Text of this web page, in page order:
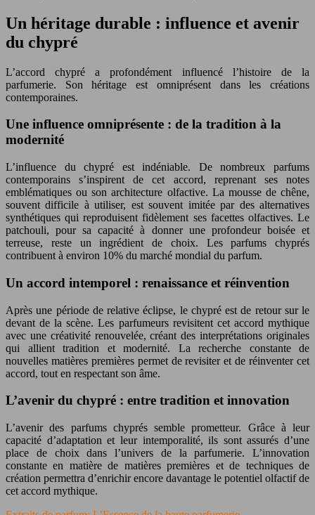
Un héritage durable : influence et avenir
du chypré
L’accord chypré a profondément influencé l’histoire de la
parfumerie. Son héritage est omniprésent dans les créations
contemporaines.
Une influence omniprésente : de la tradition à la
modernité
L’influence du chypré est indéniable. De nombreux parfums
contemporains s’inspirent de cet accord, reprenant ses notes
emblématiques ou son architecture olfactive. La mousse de chêne,
souvent difficile à utiliser, est souvent imitée par des alternatives
synthétiques qui reproduisent fidèlement ses facettes olfactives. Le
patchouli, pour sa capacité à donner une profondeur boisée et
terreuse, reste un ingrédient de choix. Les parfums chyprés
contribuent à environ 10% du marché mondial du parfum.
Un accord intemporel : renaissance et réinvention
Après une période de relative éclipse, le chypré est de retour sur le
devant de la scène. Les parfumeurs revisitent cet accord mythique
avec une créativité renouvelée, créant des interprétations originales
qui allient tradition et modernité. La recherche constante de
nouvelles matières premières permet de revisiter et de réinventer cet
accord, tout en respectant son âme.
L’avenir du chypré : entre tradition et innovation
L’avenir des parfums chyprés semble prometteur. Grâce à leur
capacité d’adaptation et leur intemporalité, ils sont assurés d’une
place de choix dans l’univers de la parfumerie. L’innovation
constante en matière de matières premières et de techniques de
création permettra d’enrichir encore davantage le potentiel olfactif de
cet accord mythique.